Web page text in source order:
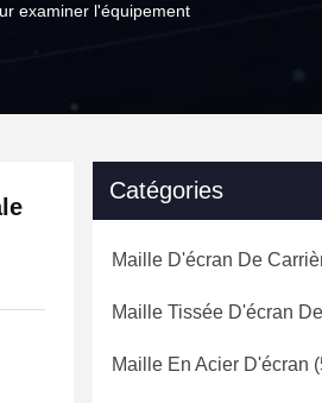
examiner l'équipement
Catégories
Maille D'écran De
Maille Tissée D'écran
Maille En Acier D'écran